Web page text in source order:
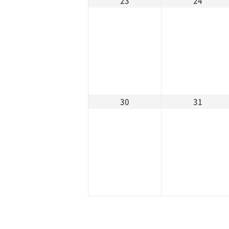
30 31